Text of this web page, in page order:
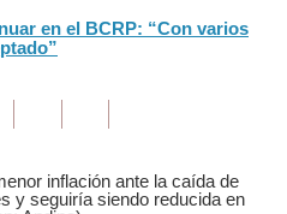
en el BCRP: “Con varios